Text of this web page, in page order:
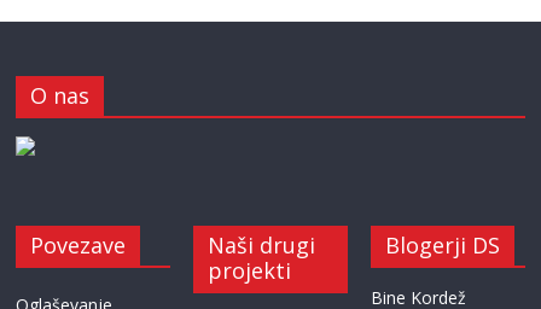
O nas
Povezave
Naši drugi
projekti
Blogerji DS
Bine Kordež